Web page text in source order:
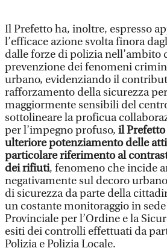
Il Prefetto ha, inoltre, espresso
l’efficace azione svolta finora
dalle forze di polizia nell’ambito
prevenzione dei fenomeni
urbano, evidenziando il
rafforzamento della sicurezza
maggiormente sensibili del
sottolineare la proficua
per l’impegno profuso, il
ulteriore potenziamento delle
particolare riferimento al
dei rifiuti, fenomeno che incide
negativamente sul decoro
di sicurezza da parte della
un costante monitoraggio in
Provinciale per l’Ordine e la
esiti dei controlli effettuati da
Polizia e Polizia Locale.